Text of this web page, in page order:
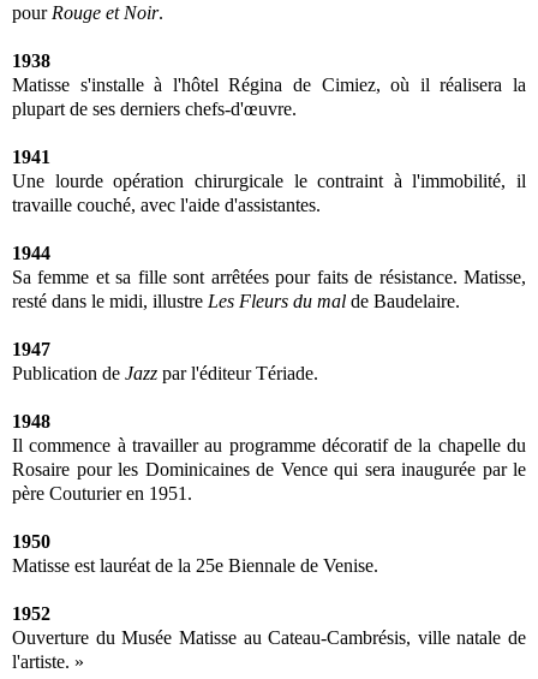
pour Rouge et Noir.
1938
Matisse s'installe à l'hôtel Régina de Cimiez, où il réalisera la
plupart de ses derniers chefs-d'œuvre.
1941
Une lourde opération chirurgicale le contraint à l'immobilité, il
travaille couché, avec l'aide d'assistantes.
1944
Sa femme et sa fille sont arrêtées pour faits de résistance. Matisse,
resté dans le midi, illustre Les Fleurs du mal de Baudelaire.
1947
Publication de Jazz par l'éditeur Tériade.
1948
Il commence à travailler au programme décoratif de la chapelle du
Rosaire pour les Dominicaines de Vence qui sera inaugurée par le
père Couturier en 1951.
1950
Matisse est lauréat de la 25e Biennale de Venise.
1952
Ouverture du Musée Matisse au Cateau-Cambrésis, ville natale de
l'artiste. »